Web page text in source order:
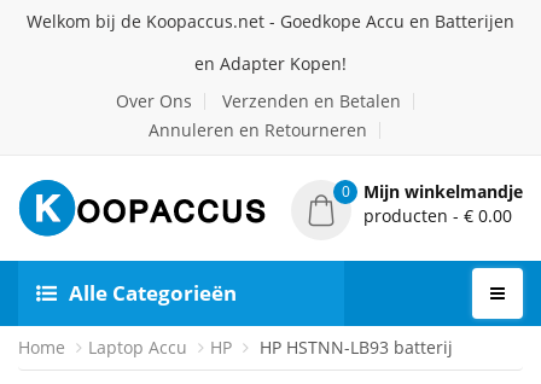
Welkom bij de Koopaccus.net - Goedkope Accu en Batterijen
en Adapter Kopen!
Over Ons
Verzenden en Betalen
Annuleren en Retourneren
0
Mijn winkelmandje
producten - € 0.00
Alle Categorieën
Home Laptop Accu HP HP HSTNN-LB93 batterij